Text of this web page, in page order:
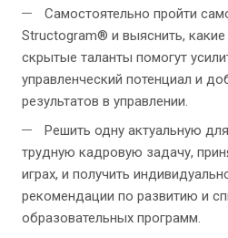
Самостоятельно пройти
Structogram® и выяснить,
скрытые таланты помогут
управленческий потенциал и
результатов в управлении.
Решить одну актуальную
трудную кадровую задачу,
играх, и получить
рекомендации по развитию и
образовательных программ.